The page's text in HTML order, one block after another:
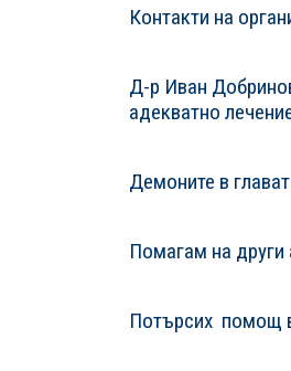
Контакти на
Д-р Иван
адекватно
Демоните в
Помагам на други
Потърсих помощ